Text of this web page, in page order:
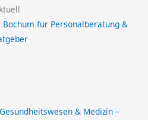
für Personalberatung &
& Medizin –